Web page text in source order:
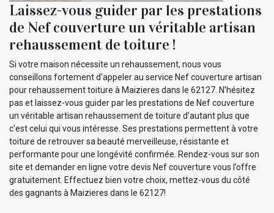
Laissez-vous guider par les prestations
de Nef couverture un véritable artisan
rehaussement de toiture !
Si votre maison nécessite un rehaussement, nous vous
conseillons fortement d'appeler au service Nef couverture artisan
pour rehaussement toiture à Maizieres dans le 62127. N’hésitez
pas et laissez-vous guider par les prestations de Nef couverture
un véritable artisan rehaussement de toiture d’autant plus que
c'est celui qui vous intéresse. Ses prestations permettent à votre
toiture de retrouver sa beauté merveilleuse, résistante et
performante pour une longévité confirmée. Rendez-vous sur son
site et demander en ligne votre devis Nef couverture vous l’offre
gratuitement. Effectuez bien votre choix, mettez-vous du côté
des gagnants à Maizieres dans le 62127!